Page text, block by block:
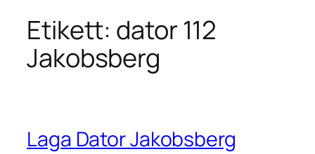
Etikett: dator 112
Jakobsberg
Laga Dator Jakobsberg